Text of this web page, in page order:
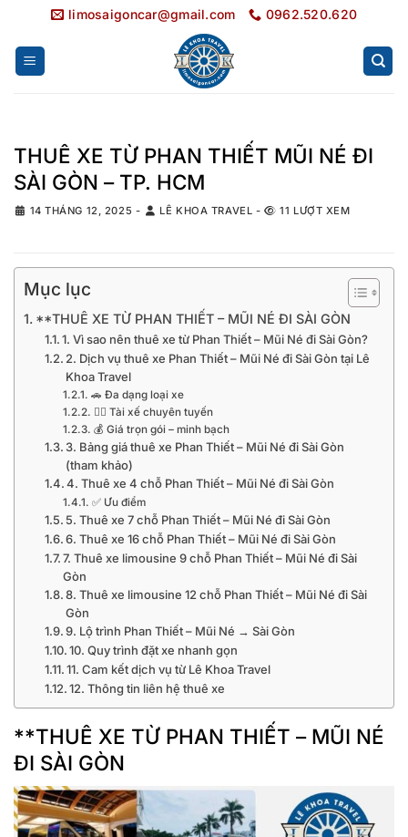
nội
dung
limosaigoncar@gmail.com 0962.520.620
THUÊ XE TỪ PHAN THIẾT MŨI NÉ ĐI
SÀI GÒN – TP. HCM
14 THÁNG 12, 2025 - LÊ KHOA TRAVEL - 11 LƯỢT XEM
Mục lục
**THUÊ XE TỪ PHAN THIẾT – MŨI NÉ ĐI SÀI GÒN
1. Vì sao nên thuê xe từ Phan Thiết – Mũi Né đi Sài Gòn?
2. Dịch vụ thuê xe Phan Thiết – Mũi Né đi Sài Gòn tại Lê
Khoa Travel
🚗 Đa dạng loại xe
👨‍✈️ Tài xế chuyên tuyến
💰 Giá trọn gói – minh bạch
3. Bảng giá thuê xe Phan Thiết – Mũi Né đi Sài Gòn
(tham khảo)
4. Thuê xe 4 chỗ Phan Thiết – Mũi Né đi Sài Gòn
✅ Ưu điểm
5. Thuê xe 7 chỗ Phan Thiết – Mũi Né đi Sài Gòn
6. Thuê xe 16 chỗ Phan Thiết – Mũi Né đi Sài Gòn
7. Thuê xe limousine 9 chỗ Phan Thiết – Mũi Né đi Sài
Gòn
8. Thuê xe limousine 12 chỗ Phan Thiết – Mũi Né đi Sài
Gòn
9. Lộ trình Phan Thiết – Mũi Né → Sài Gòn
10. Quy trình đặt xe nhanh gọn
11. Cam kết dịch vụ từ Lê Khoa Travel
12. Thông tin liên hệ thuê xe
**THUÊ XE TỪ PHAN THIẾT – MŨI NÉ
ĐI SÀI GÒN